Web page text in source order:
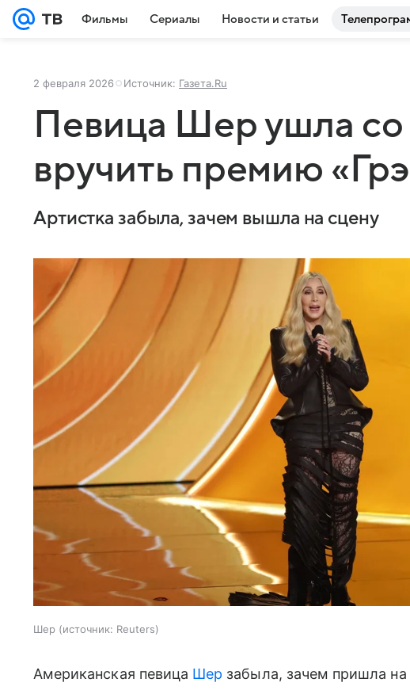
Фильмы Сериалы Новости и статьи
2 февраля 2026 Источник: Газета.Ru
Певица Шер ушла со
вручить премию
Артистка забыла, зачем вышла на сцену
Шер источник: Reuters
Американская певица Шер забыла, зачем пришла